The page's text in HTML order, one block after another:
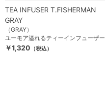
TEA INFUSER T.FISHERMAN
GRAY
（GRAY）
ユーモア溢れるティーインフューザー
￥1,320 （税込）